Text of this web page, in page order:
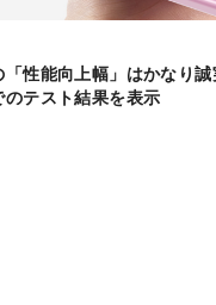
性能向上幅」はかなり
テスト結果を表示